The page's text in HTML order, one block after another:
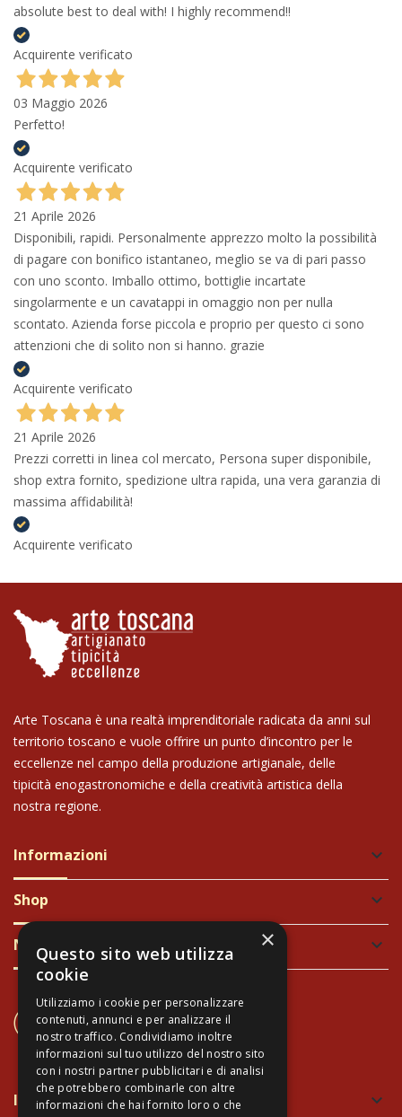
absolute best to deal with! I highly recommend!!
Acquirente verificato
03 Maggio 2026
Perfetto!
Acquirente verificato
21 Aprile 2026
Disponibili, rapidi. Personalmente apprezzo molto la possibilità
di pagare con bonifico istantaneo, meglio se va di pari passo
con uno sconto. Imballo ottimo, bottiglie incartate
singolarmente e un cavatappi in omaggio non per nulla
scontato. Azienda forse piccola e proprio per questo ci sono
attenzioni che di solito non si hanno. grazie
Acquirente verificato
21 Aprile 2026
Prezzi corretti in linea col mercato, Persona super disponibile,
shop extra fornito, spedizione ultra rapida, una vera garanzia di
massima affidabilità!
Acquirente verificato
Arte Toscana è una realtà imprenditoriale radicata da anni sul
territorio toscano e vuole offrire un punto d’incontro per le
eccellenze nel campo della produzione artigianale, delle
tipicità enogastronomiche e della creatività artistica della
nostra regione.
Informazioni keyboard_arrow_down
Shop keyboard_arrow_down
Newsletter keyboard_arrow_down
CONTATTACI
+39 337 689965
Imballaggio verde e sicuro keyboard_arrow_down
×
Questo sito web utilizza
cookie
Utilizziamo i cookie per personalizzare
contenuti, annunci e per analizzare il
nostro traffico. Condividiamo inoltre
informazioni sul tuo utilizzo del nostro sito
con i nostri partner pubblicitari e di analisi
che potrebbero combinarle con altre
informazioni che hai fornito loro o che